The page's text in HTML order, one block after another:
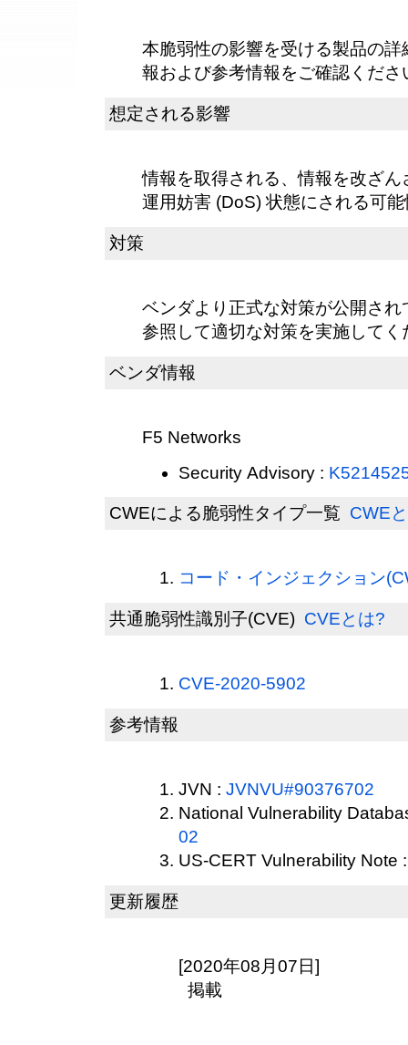
本脆弱性の影響を受ける製品の
報および参考情報をご確認くださ
想定される影響
情報を取得される、情報を改ざ
運用妨害 (DoS) 状態にされる可
対策
ベンダより正式な対策が公開さ
参照して適切な対策を実施してく
ベンダ情報
F5 Networks
Security Advisory :
CWEによる脆弱性タイプ一覧 CWE
コード・インジェクション
共通脆弱性識別子(CVE) CVEとは?
CVE-2020-5902
参考情報
JVN : JVNVU#90376702
National Vulnerability
02
US-CERT Vulnerability Note
更新履歴
[2020年08月07日]
掲載